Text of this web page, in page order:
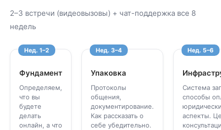
2–3 встречи (видеовызовы) + чат-поддержка все 8
недель
Фундамент
Определяем,
что вы
будете
делать
онлайн, а что
Упаковка
Протоколы
общения,
документирование.
Как рассказать о
себе убедительно.
Система
способы
аспекты.